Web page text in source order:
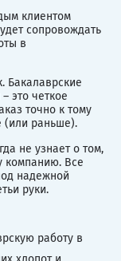
клиентом
сопровождать
в
Бакалаврские
это четкое
точно к тому
(или раньше).
не узнает о том,
компанию. Все
надежной
руки.
работу в